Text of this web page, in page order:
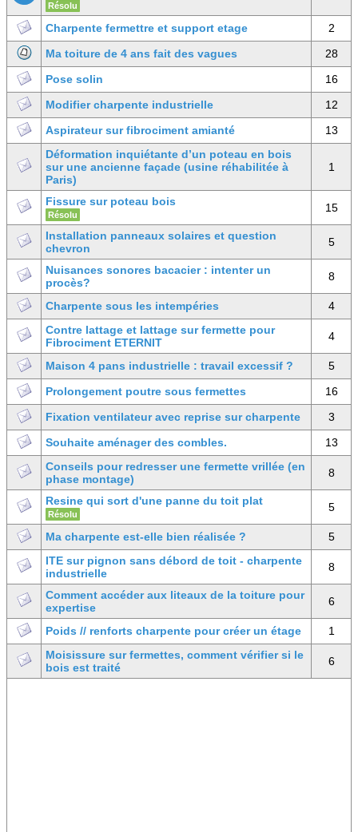
Résolu
Charpente fermettre et support etage
2
Ma toiture de 4 ans fait des vagues
28
Pose solin
16
Modifier charpente industrielle
12
Aspirateur sur fibrociment amianté
13
Déformation inquiétante d’un poteau en bois
sur une ancienne façade (usine réhabilitée à
Paris)
1
Fissure sur poteau bois
Résolu
15
Installation panneaux solaires et question
chevron
5
Nuisances sonores bacacier : intenter un
procès?
8
Charpente sous les intempéries
4
Contre lattage et lattage sur fermette pour
Fibrociment ETERNIT
4
Maison 4 pans industrielle : travail excessif ?
5
Prolongement poutre sous fermettes
16
Fixation ventilateur avec reprise sur charpente
3
Souhaite aménager des combles.
13
Conseils pour redresser une fermette vrillée (en
phase montage)
8
Resine qui sort d'une panne du toit plat
Résolu
5
Ma charpente est-elle bien réalisée ?
5
ITE sur pignon sans débord de toit - charpente
industrielle
8
Comment accéder aux liteaux de la toiture pour
expertise
6
Poids // renforts charpente pour créer un étage
1
Moisissure sur fermettes, comment vérifier si le
bois est traité
6